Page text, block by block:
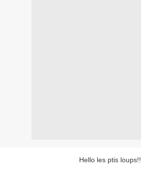
Hello les ptis loups!!